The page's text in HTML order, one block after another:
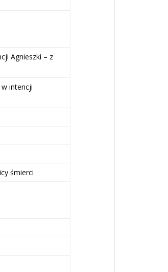
Agnieszki – z
intencji
śmierci